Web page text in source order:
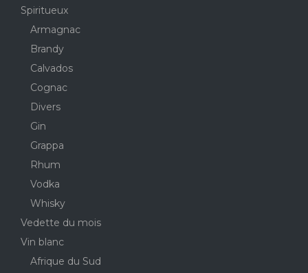
Spiritueux
Armagnac
Brandy
Calvados
Cognac
Divers
Gin
Grappa
Rhum
Vodka
Whisky
Vedette du mois
Vin blanc
Afrique du Sud